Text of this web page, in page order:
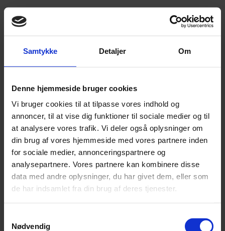
Samtykke Detaljer Om
Denne hjemmeside bruger cookies
Vi bruger cookies til at tilpasse vores indhold og
annoncer, til at vise dig funktioner til sociale medier og til
at analysere vores trafik. Vi deler også oplysninger om
din brug af vores hjemmeside med vores partnere inden
for sociale medier, annonceringspartnere og
analysepartnere. Vores partnere kan kombinere disse
data med andre oplysninger, du har givet dem, eller som
de har indsamlet fra din brug af deres tjenester.
Nødvendig
Har du ikke allerede en brugerkonto?
Opret dig her
Log ind
Enterprise login er kun for firmaaftaler
Standard Enterprise
E-mail adresse